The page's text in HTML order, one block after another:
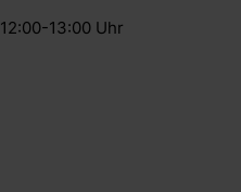
13:00 Uhr